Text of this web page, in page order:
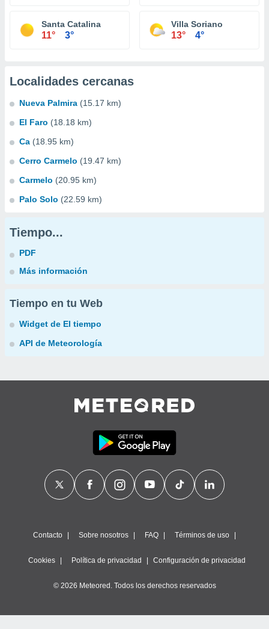
Santa Catalina
11° 3°
Villa Soriano
13° 4°
Localidades cercanas
Nueva Palmira (15.17 km)
El Faro (18.18 km)
Ca (18.95 km)
Cerro Carmelo (19.47 km)
Carmelo (20.95 km)
Palo Solo (22.59 km)
Tiempo...
PDF
Más información
Tiempo en tu Web
Widget de El tiempo
API de Meteorología
Contacto Sobre nosotros FAQ Términos de uso
Cookies Política de privacidad Configuración de privacidad
© 2026 Meteored. Todos los derechos reservados